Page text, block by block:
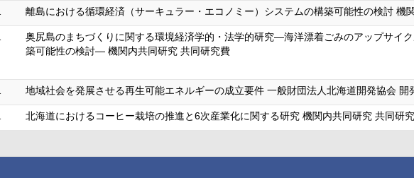
離島における循環経済（サーキュラー・エコノミー）システムの構築可能性の検討 機
奥尻島のまちづくりに関する環境経済学的・法学的研究―海洋漂着ごみのアップサイ
築可能性の検討― 機関内共同研究 共同研究費
地域社会を発展させる再生可能エネルギーの成立要件 一般財団法人北海道開発協会
北海道におけるコーヒー栽培の推進と6次産業化に関する研究 機関内共同研究 共同研